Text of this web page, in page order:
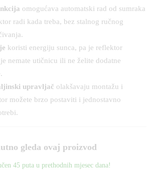
omogućava automatski rad od sumraka
radi kada treba, bez stalnog ručnog
koristi energiju sunca, pa je reflektor
nemate utičnicu ili ne želite dodatne
upravljač olakšavaju montažu i
možete brzo postaviti i jednostavno
gleda ovaj proizvod
45 puta u prethodnih mjesec dana!